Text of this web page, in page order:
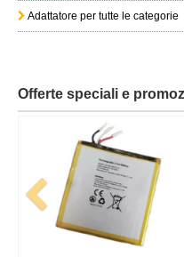
Adattatore per tutte le categorie